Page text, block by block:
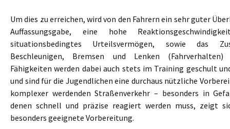
Um dies zu erreichen, wird von den Fahrern ein sehr guter
Auffassungsgabe, eine hohe
situationsbedingtes Urteilsvermögen, sowie das
Beschleunigen, Bremsen und Lenken (Fahrverhalten)
Fähigkeiten werden dabei auch stets im Training geschult
und sind für die Jugendlichen eine durchaus nützliche
komplexer werdenden Straßenverkehr – besonders in
denen schnell und präzise reagiert werden muss, zeigt
besonders geeignete Vorbereitung.